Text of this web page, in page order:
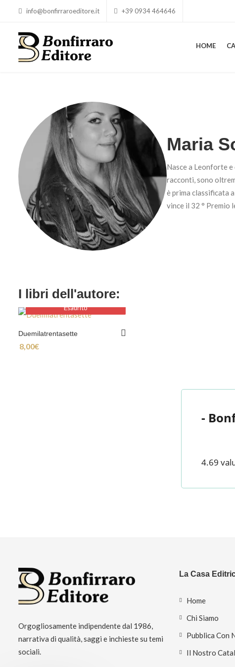
info@bonfirraroeditore.it +39 0934 464646
HOME
Maria
Nasce a Leonforte
racconti, sono
è prima classificata
vince il 32 ° Premio
I libri dell'autore:
Esaurito
Esaurito
Duemilatrentasette
8,00€
-
4.69
Orgogliosamente indipendente dal 1986,
narrativa di qualità, saggi e inchieste su temi
sociali.
La Casa
Home
Chi Siamo
Pubblica Con
Il Nostro